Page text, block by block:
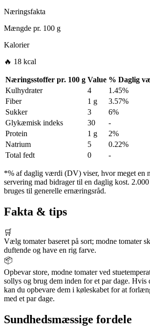
Næringsfakta
Mængde pr. 100 g
Kalorier
🔥 18 kcal
Næringsstoffer pr. 100 g Value % Daglig
Kulhydrater
4
1.45%
Fiber
1 g
3.57%
Sukker
3
6%
Glykæmisk indeks
30
-
Protein
1 g
2%
Natrium
5
0.22%
Total fedt
0 -
*% af daglig værdi (DV) viser, hvor meget en
servering mad bidrager til en daglig kost.
bruges til generelle ernæringsråd.
Fakta & tips
🛒
Vælg tomater baseret på sort; modne tomater
duftende og have en rig farve.
📦
Opbevar store, modne tomater ved
sollys og brug dem inden for et par dage. Hvis
kan du opbevare dem i køleskabet for at
med et par dage.
Sundhedsmæssige fordele